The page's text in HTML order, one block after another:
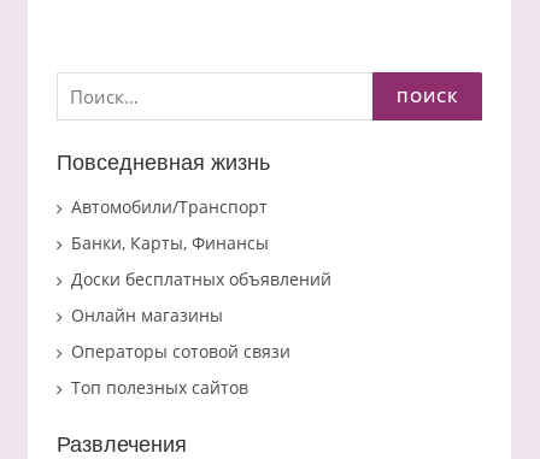
Найти:
Повседневная жизнь
Автомобили/Транспорт
Банки, Карты, Финансы
Доски бесплатных объявлений
Онлайн магазины
Операторы сотовой связи
Топ полезных сайтов
Развлечения